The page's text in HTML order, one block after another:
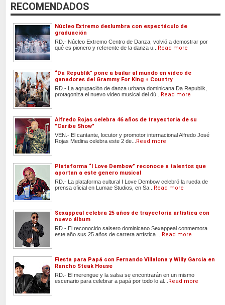
RECOMENDADOS
Núcleo Extremo deslumbra con espectáculo de
graduación
RD.- Núcleo Extremo Centro de Danza, volvió a demostrar por
qué es pionero y referente de la danza u... Read more
“Da Republik” pone a bailar al mundo en video de
ganadores del Grammy For King + Country
RD.- La agrupación de danza urbana dominicana Da Republik,
protagoniza el nuevo video musical del dú... Read more
Alfredo Rojas celebra 46 años de trayectoria de su
"Caribe Show"
VEN.- El cantante, locutor y promotor internacional Alfredo José
Rojas Medina celebra este 2 de... Read more
Plataforma “I Love Dembow” reconoce a talentos que
aportan a este genero musical
RD.- La plataforma cultural I Love Dembow celebró la rueda de
prensa oficial en Lumae Studios, en Sa... Read more
Sexappeal celebra 25 años de trayectoria artística con
nuevo álbum
RD.- El reconocido salsero dominicano Sexappeal conmemora
este año sus 25 años de carrera artística ... Read more
Fiesta para Papá con Fernando Villalona y Willy Garcia en
Rancho Steak House
RD.- El merengue y la salsa se encontrarán en un mismo
escenario para celebrar a papá por todo lo al... Read more